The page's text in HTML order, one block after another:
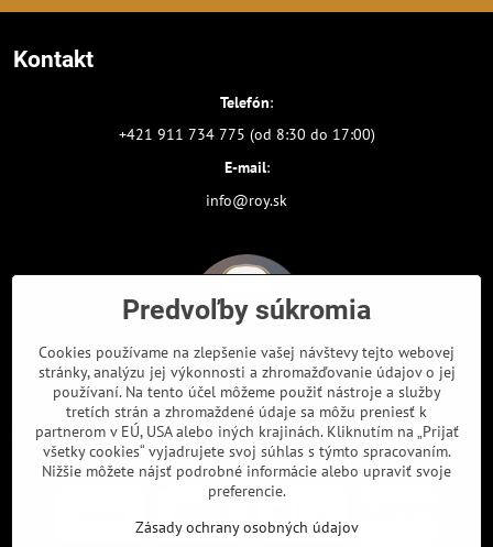
Kontakt
Telefón:
+421 911 734 775 (od 8:30 do 17:00)
E-mail:
info@roy.sk
Odkazy
Predvoľby súkromia
Cookies používame na zlepšenie vašej návštevy tejto webovej
stránky, analýzu jej výkonnosti a zhromažďovanie údajov o jej
používaní. Na tento účel môžeme použiť nástroje a služby
tretích strán a zhromaždené údaje sa môžu preniesť k
partnerom v EÚ, USA alebo iných krajinách. Kliknutím na „Prijať
všetky cookies“ vyjadrujete svoj súhlas s týmto spracovaním.
Nižšie môžete nájsť podrobné informácie alebo upraviť svoje
preferencie.
Zásady ochrany osobných údajov